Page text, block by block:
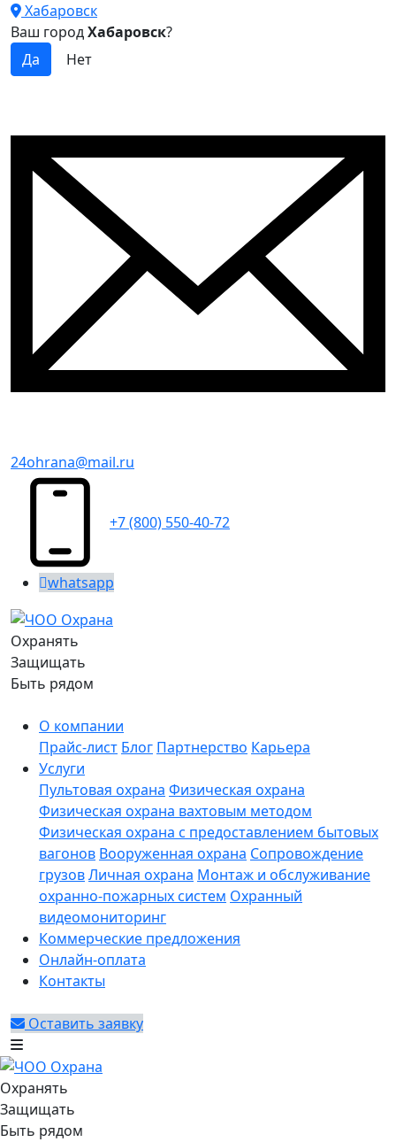
Хабаровск
Ваш городХабаровск?
24ohrana@mail.ru
+7 (800) 550-40-72
whatsapp
Охранять
Защищать
Быть рядом
О компании
Прайс-лист Блог Партнерство Карьера
Услуги
Пультовая охрана Физическая охрана
Физическая охрана вахтовым методом
Физическая охрана с предоставлением бытовых
вагонов Вооруженная охрана Сопровождение
грузовЛичная охрана Монтаж и обслуживание
охранно-пожарных систем Охранный
видеомониторинг
Коммерческие предложения
Онлайн-оплата
Контакты
Оставить заявку
Охранять
Защищать
Быть рядом